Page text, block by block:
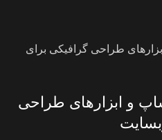
و ابزارهای طراحی